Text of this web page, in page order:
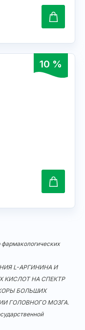
10 %
L-АРГИНИНА И
НА СПЕКТР
БОЛЬШИХ
ГОЛОВНОГО МОЗГА.